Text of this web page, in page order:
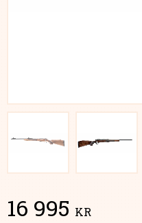
16 995 KR